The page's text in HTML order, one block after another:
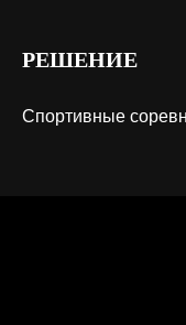
РЕШЕНИЕ
Спортивные